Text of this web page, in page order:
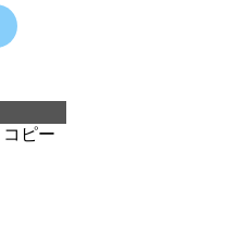
コピー